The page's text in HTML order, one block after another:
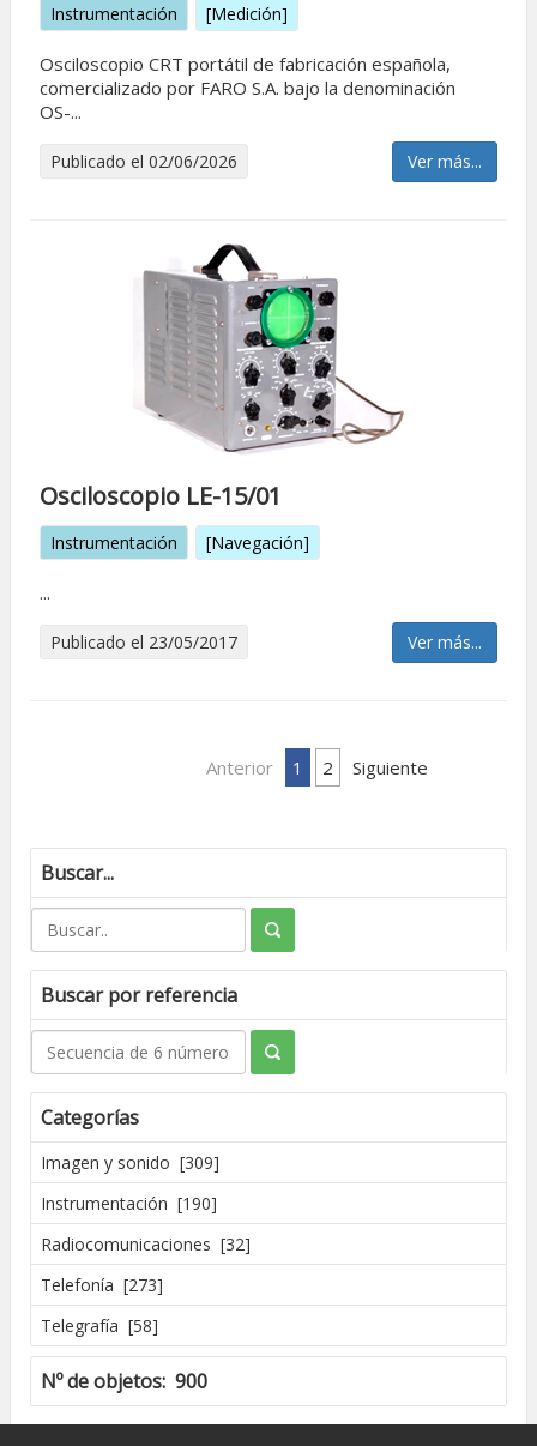
Instrumentación [Medición]
Osciloscopio CRT portátil de fabricación española,
comercializado por FARO S.A. bajo la denominación
OS-...
Publicado el 02/06/2026 Ver más...
Osciloscopio LE-15/01
Instrumentación [Navegación]
...
Publicado el 23/05/2017 Ver más...
Anterior 1 2 Siguiente
Buscar...
Buscar por referencia
Categorías
Imagen y sonido [309]
Instrumentación [190]
Radiocomunicaciones [32]
Telefonía [273]
Telegrafía [58]
Nº de objetos: 900